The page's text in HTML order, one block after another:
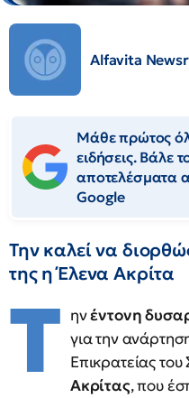
Alfavita
Μάθε πρώτος
ειδήσεις. Βάλε
αποτελέσματα
Google
Την καλεί να
της η Έλενα Ακρίτα
Τ ηνέντονη
για την
Επικρατείας
Ακρίτας, που